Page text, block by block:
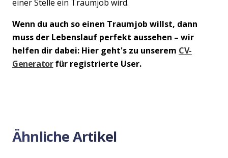
einer Stelle ein Traumjob wird.
Wenn du auch so einen Traumjob willst, dann
muss der Lebenslauf perfekt aussehen – wir
helfen dir dabei: Hier geht's zu unserem CV-
Generatorfür registrierte User.
Ähnliche Artikel